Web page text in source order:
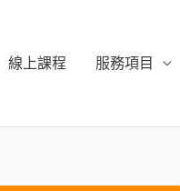
線上課程 服務項目